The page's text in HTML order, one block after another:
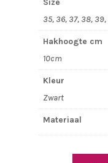
Size
35, 36, 37, 38, 39,
Hakhoogte cm
10cm
Kleur
Zwart
Materiaal